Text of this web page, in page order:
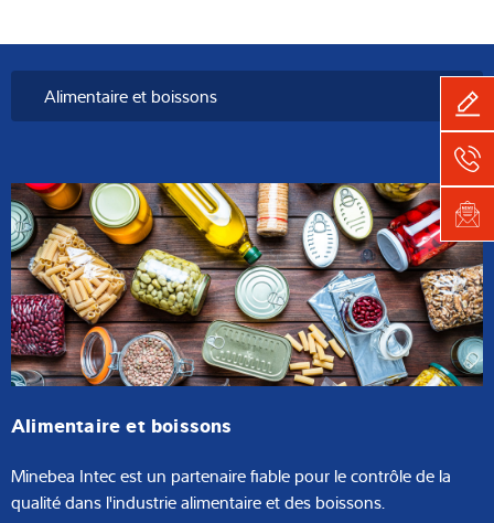
Alimentaire et boissons
Minebea Intec est un partenaire fiable pour le contrôle de la
qualité dans l'industrie alimentaire et des boissons.